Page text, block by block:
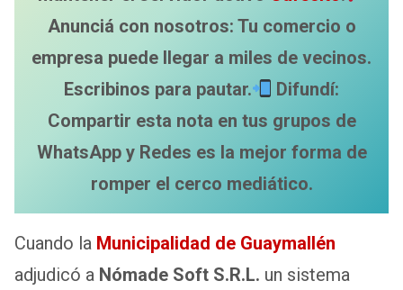
Anunciá con nosotros: Tu comercio o
empresa puede llegar a miles de vecinos.
Escribinos para pautar.
Difundí:
Compartir esta nota en tus grupos de
WhatsApp y Redes es la mejor forma de
romper el cerco mediático.
Cuando la Municipalidad de Guaymallén
adjudicó a Nómade Soft S.R.L. un sistema